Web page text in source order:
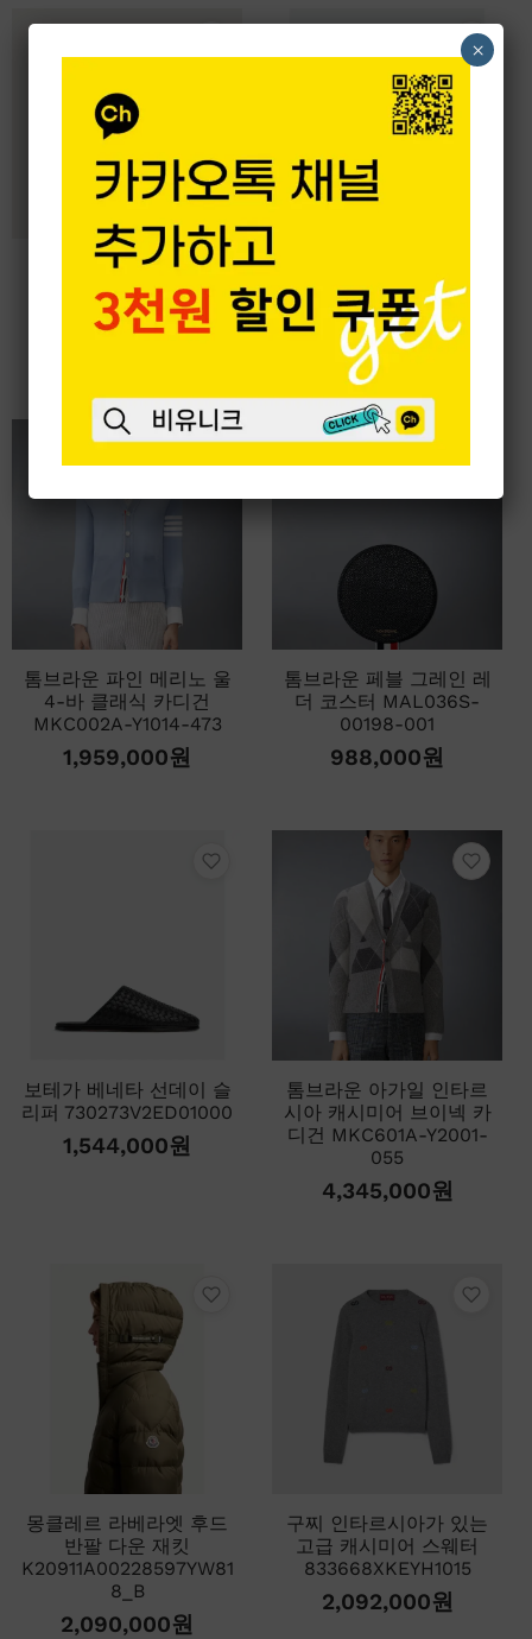
벨루티 클래식 벨트
C0002-018
1,103,000원
레치아토 카메라 백
710048V2E423009
3,650,000 원
톰브라운 파인 메리노 울
4-바 클래식 카디건
MKC002A-Y1014-473
1,959,000원
톰브라운 페블 그레인 레
더 코스터 MAL036S-
00198-001
988,000원
보테가 베네타 선데이 슬
리퍼 730273V2ED01000
1,544,000원
톰브라운 아가일 인타르
시아 캐시미어 브이넥 카
디건 MKC601A-Y2001-
055
4,345,000원
몽클레르 라베라엣 후드
반팔 다운 재킷
K20911A00228597YW81
8_B
2,090,000원
구찌 인타르시아가 있는
고급 캐시미어 스웨터
833668XKEYH1015
2,092,000원
×